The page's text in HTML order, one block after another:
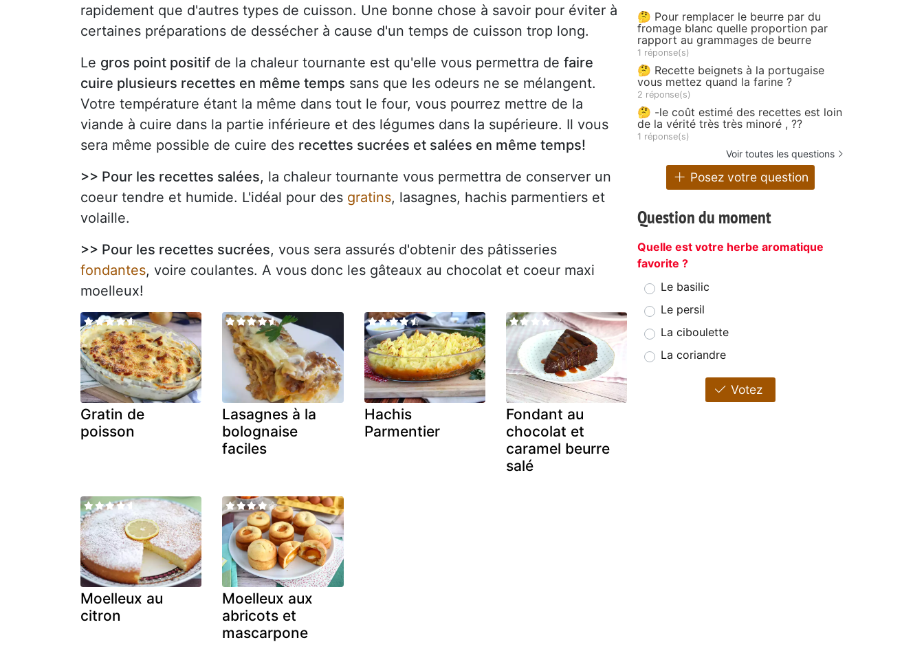
rapidement que d'autres types de cuisson. Une bonne chose à savoir pour éviter à
certaines préparations de dessécher à cause d'un temps de cuisson trop long.
Le gros point positif de la chaleur tournante est qu'elle vous permettra de faire
cuire plusieurs recettes en même temps sans que les odeurs ne se mélangent.
Votre température étant la même dans tout le four, vous pourrez mettre de la
viande à cuire dans la partie inférieure et des légumes dans la supérieure. Il vous
sera même possible de cuire des recettes sucrées et salées en même temps!
>> Pour les recettes salées, la chaleur tournante vous permettra de conserver un
coeur tendre et humide. L'idéal pour des gratins, lasagnes, hachis parmentiers et
volaille.
>> Pour les recettes sucrées, vous sera assurés d'obtenir des pâtisseries
fondantes, voire coulantes. A vous donc les gâteaux au chocolat et coeur maxi
moelleux!
Gratin de
poisson
Lasagnes à la
bolognaise
faciles
Hachis
Parmentier
Fondant au
chocolat et
caramel beurre
salé
Moelleux au
citron
Moelleux aux
abricots et
mascarpone
🤔 Pour remplacer le beurre par du
fromage blanc quelle proportion par
rapport au grammages de beurre
1 réponse(s)
🤔 Recette beignets à la portugaise
vous mettez quand la farine ?
2 réponse(s)
🤔 -le coût estimé des recettes est loin
de la vérité très très minoré , ??
1 réponse(s)
Voir toutes les questions
Posez votre question
Question du moment
Quelle est votre herbe aromatique
favorite ?
Le basilic
Le persil
La ciboulette
La coriandre
Votez